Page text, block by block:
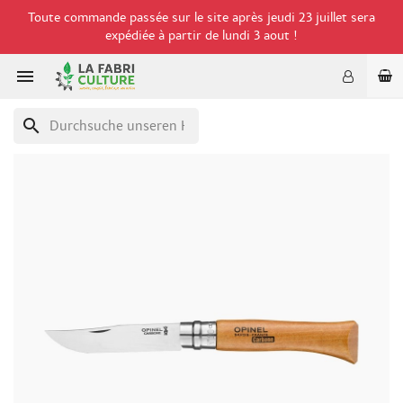
Toute commande passée sur le site après jeudi 23 juillet sera
expédiée à partir de lundi 3 aout !

search